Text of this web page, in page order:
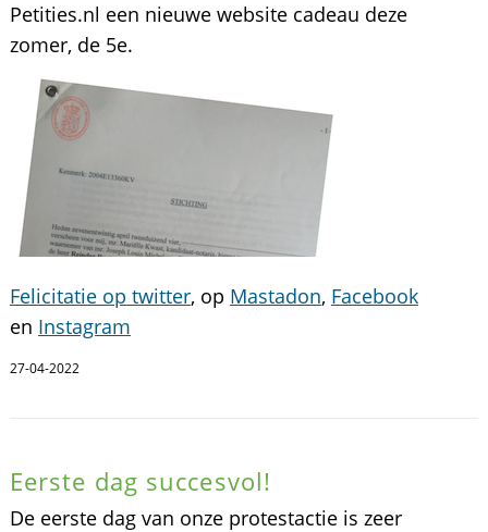
Petities.nl een nieuwe website cadeau deze
zomer, de 5e.
Felicitatie op twitter, op Mastadon, Facebook
en Instagram
27-04-2022
Eerste dag succesvol!
De eerste dag van onze protestactie is zeer